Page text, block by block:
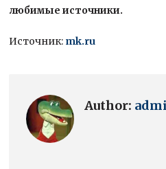
любимые источники.
Источник: mk.ru
Author: